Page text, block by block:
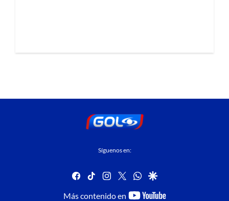
Síguenos en:
facebook
tiktok instagram
twitterwhatsapp
google
Más contenido en
youtube-